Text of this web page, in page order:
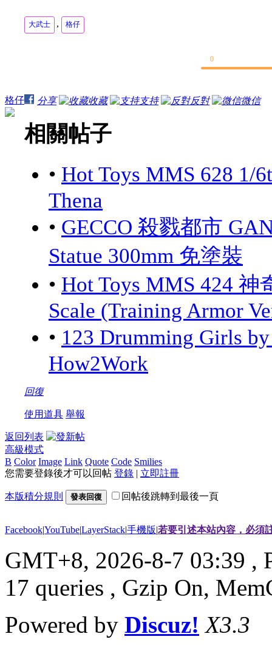
格仔
大武士 , 格仔
0
分享 收藏 支持 反對 微信
相關帖子
• Hot Toys MMS 628 1/
Thena
• GECCO 殺戮都市
Statue 300mm 免塗裝
• Hot Toys MMS 424 神
Scale (Training Armor
• 123 Drumming Girls
How2Work
回復
使用道具 舉報
返回列表
高級模式
B Color Image Link Quote Code Smilies
您需要登錄後才可以回帖 登錄 | 立即註冊
本版積分規則 發表回復 回帖後跳轉到最後一頁
Facebook|YouTube|LayerStack|手機版|若要引述本站內容，必須
GMT+8, 2026-8-7 03:39 ,
17 queries , Gzip On,
Powered by Discuz! X3.3